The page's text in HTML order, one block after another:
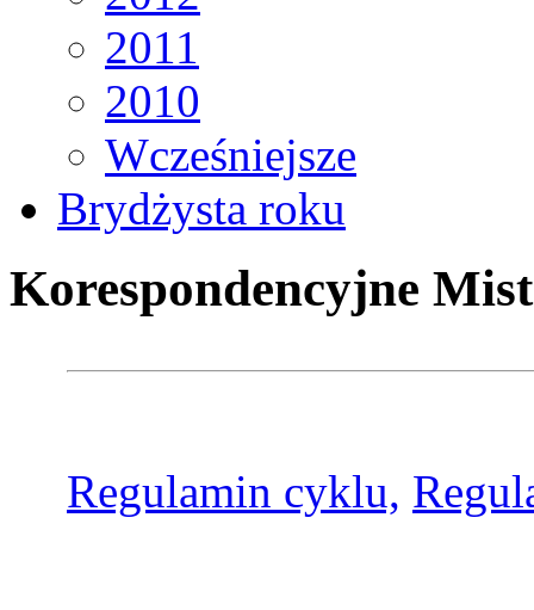
2011
2010
Wcześniejsze
Brydżysta roku
Korespondencyjne
Regulamin cyklu,